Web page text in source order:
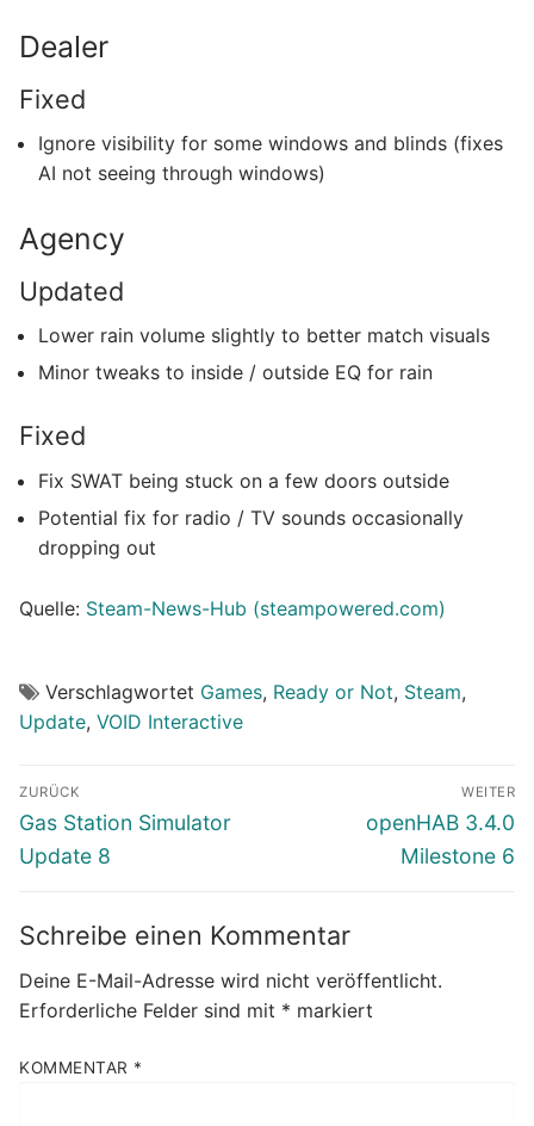
Dealer
Fixed
Ignore visibility for some windows and blinds (fixes
AI not seeing through windows)
Agency
Updated
Lower rain volume slightly to better match visuals
Minor tweaks to inside / outside EQ for rain
Fixed
Fix SWAT being stuck on a few doors outside
Potential fix for radio / TV sounds occasionally
dropping out
Quelle: Steam-News-Hub (steampowered.com)
Verschlagwortet Games, Ready or Not, Steam,
Update, VOID Interactive
Beitragsnavigation
ZURÜCK
Vorheriger
Beitrag:
Gas Station Simulator
Update 8
WEITER
Nächster
Beitrag:
openHAB 3.4.0
Milestone 6
Schreibe einen Kommentar
Deine E-Mail-Adresse wird nicht veröffentlicht.
Erforderliche Felder sind mit * markiert
KOMMENTAR *